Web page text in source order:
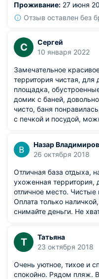
Проживание: 27 июня
Отзыв оставлен без
С
Сергей
10 января 2022
Замечательное
территория чистая, для
площадка,
домик с баней,
чисто, баня
с печкой и посудой,
Назар
26 октября 2018
Отличная база отдыха,
ухоженная территория,
отличное место.
Оплата только
снимайте деньги. Не
Т
Татьяна
23 октября 2018
Очень уютное, тихое и
спокойно. Рядом пляж.